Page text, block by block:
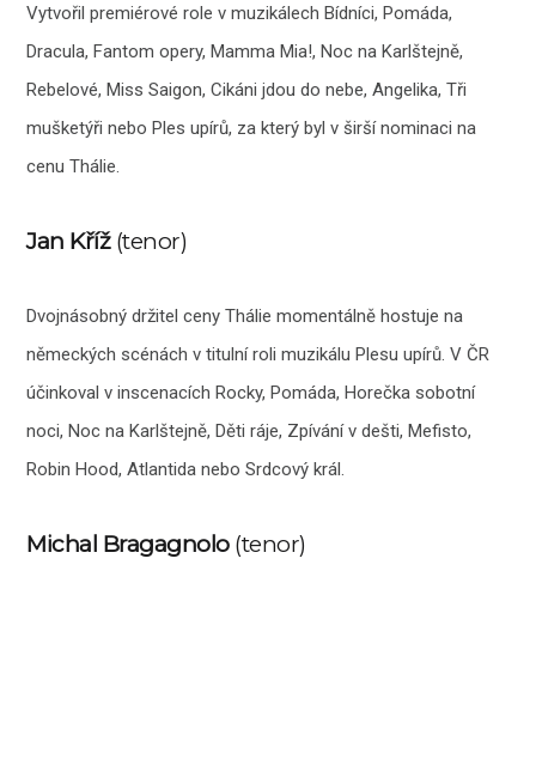
Vytvořil premiérové role v muzikálech Bídníci, Pomáda,
Dracula, Fantom opery, Mamma Mia!, Noc na Karlštejně,
Rebelové, Miss Saigon, Cikáni jdou do nebe, Angelika, Tři
mušketýři nebo Ples upírů, za který byl v širší nominaci na
cenu Thálie.
Jan Kříž(tenor)
Dvojnásobný držitel ceny Thálie momentálně hostuje na
německých scénách v titulní roli muzikálu Plesu upírů. V ČR
účinkoval v inscenacích Rocky, Pomáda, Horečka sobotní
noci, Noc na Karlštejně, Děti ráje, Zpívání v dešti, Mefisto,
Robin Hood, Atlantida nebo Srdcový král.
Michal Bragagnolo(tenor)